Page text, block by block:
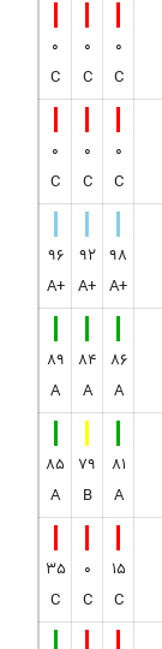
0
C
0
C
0
C
0
C
0
C
0
C
98
A+
92
A+
96
A+
86
A
84
A
89
A
81
A
79
B
85
A
15
C
0
C
35
C